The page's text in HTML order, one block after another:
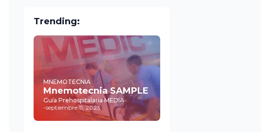
Trending:
MNEMOTECNIA
Mnemotecnia SAMPLE
Guía Prehospitalaria MEDIA
-septiembre 11, 2023